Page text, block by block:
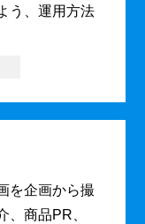
う、運用方法
を企画から撮
、商品PR、